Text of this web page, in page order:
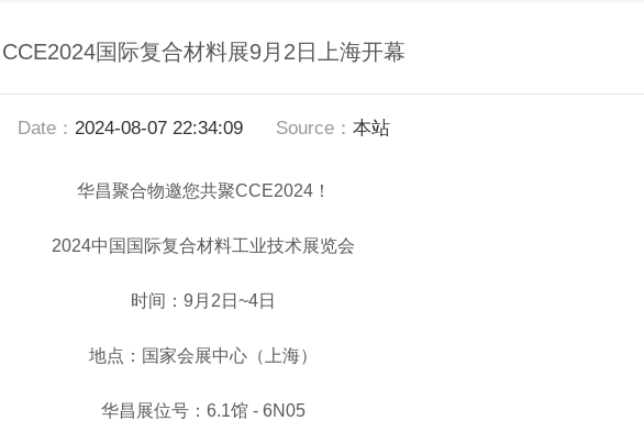
CCE2024国际复合材料展9月2日上海开幕
Date： 2024-08-07 22:34:09 Source： 本站
华昌聚合物邀您共聚CCE2024！
2024中国国际复合材料工业技术展览会
时间：9月2日~4日
地点：国家会展中心（上海）
华昌展位号：6.1馆 - 6N05